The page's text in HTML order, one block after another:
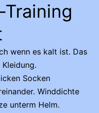
wenn es kalt ist. Das
Socken
Winddichte
unterm Helm.